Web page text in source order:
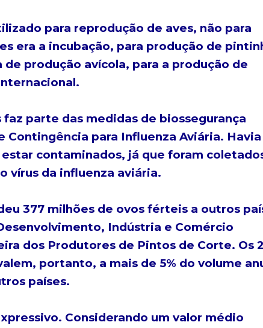
para reprodução de aves, não para
era a incubação, para produção de
produção avícola, para a produção de
parte das medidas de biossegurança
Contingência para Influenza Aviária. Havia
contaminados, já que foram
vírus da influenza aviária.
377 milhões de ovos férteis a outros
Indústria e Comércio
dos Produtores de Pintos de Corte. Os
portanto, a mais de 5% do volume
países.
Considerando um valor médio